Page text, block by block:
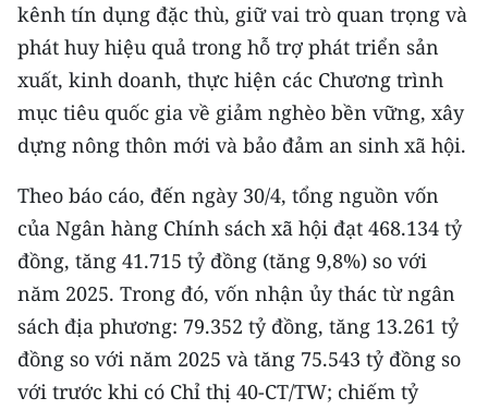
Media Chính trị
Media Kinh tế
Media Văn hóa
Media Pháp luật
Media Du lịch
Media Thể thao
kênh tín dụng đặc thù, giữ vai trò quan trọng và
phát huy hiệu quả trong hỗ trợ phát triển sản
xuất, kinh doanh, thực hiện các Chương trình
mục tiêu quốc gia về giảm nghèo bền vững, xây
dựng nông thôn mới và bảo đảm an sinh xã hội.
Theo báo cáo, đến ngày 30/4, tổng nguồn vốn
của Ngân hàng Chính sách xã hội đạt 468.134 tỷ
đồng, tăng 41.715 tỷ đồng (tăng 9,8%) so với
năm 2025. Trong đó, vốn nhận ủy thác từ ngân
sách địa phương: 79.352 tỷ đồng, tăng 13.261 tỷ
đồng so với năm 2025 và tăng 75.543 tỷ đồng so
với trước khi có Chỉ thị 40-CT/TW; chiếm tỷ